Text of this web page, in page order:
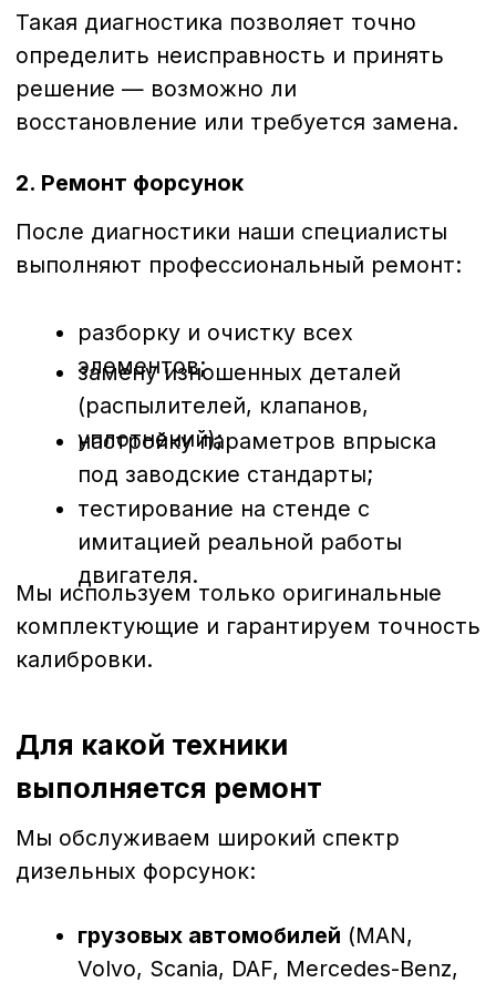
комплектующие и гарантируем точность
Для какой техники
выполняется ремонт
Мы обслуживаем широкий спектр
дизельных форсунок:
грузовых автомобилей (MAN,
Volvo, Scania, DAF, Mercedes-Benz,
спецтехники(Caterpillar, JCB,
Komatsu, Hitachi, Doosan, Hyundai и
др.);
сельхозтехники(John Deere, Case,
New Holland, MTZ, Claas и др.);
коммерческого транспорта
(Газель, Ford Transit, Volkswagen
Crafter и др.).
современному оборудованию мы можем
восстановить до 95% форсунок,
продлевая их срок службы без потери
рабочих характеристик.
Почему диагностика и ремонт
Экономия— ремонт обходится в
2–3 раза дешевле покупки новых
форсунок.
форсунки работают не хуже
оригинальных.
1–2 дней.
Гарантия— на все работы
предоставляется гарантия